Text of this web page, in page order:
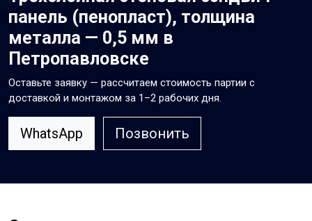
панель (пенопласт), толщина
металла — 0,5 мм в
Петропавловске
Оставьте заявку — рассчитаем стоимость партии с
доставкой и монтажом за 1–2 рабочих дня.
WhatsApp Позвонить